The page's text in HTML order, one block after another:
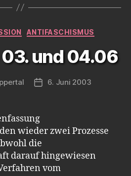
Kategorien
ANTIFASCHISMUS
und 04.06
Veröffentlichungsdatum
6. Juni 2003
wieder zwei Prozesse
die
darauf hingewiesen
vom